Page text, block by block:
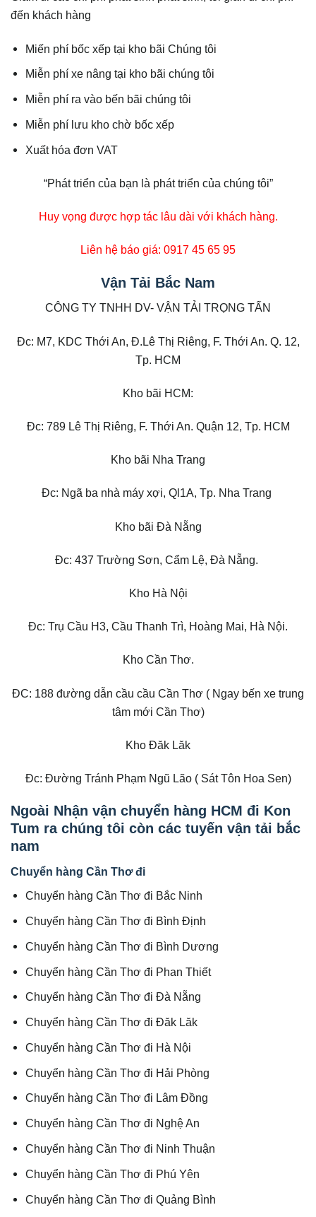
đến khách hàng
Miến phí bốc xếp tại kho bãi Chúng tôi
Miễn phí xe nâng tại kho bãi chúng tôi
Miễn phí ra vào bến bãi chúng tôi
Miễn phí lưu kho chờ bốc xếp
Xuất hóa đơn VAT
“Phát triển của bạn là phát triển của chúng tôi”
Huy vọng được hợp tác lâu dài với khách hàng.
Liên hệ báo giá: 0917 45 65 95
Vận Tải Bắc Nam
CÔNG TY TNHH DV- VẬN TẢI TRỌNG TẤN
Đc: M7, KDC Thới An, Đ.Lê Thị Riêng, F. Thới An. Q. 12,
Tp. HCM
Kho bãi HCM:
Đc: 789 Lê Thị Riêng, F. Thới An. Quận 12, Tp. HCM
Kho bãi Nha Trang
Đc: Ngã ba nhà máy xợi, Ql1A, Tp. Nha Trang
Kho bãi Đà Nẵng
Đc: 437 Trường Sơn, Cẩm Lệ, Đà Nẵng.
Kho Hà Nội
Đc: Trụ Cầu H3, Cầu Thanh Trì, Hoàng Mai, Hà Nội.
Kho Cần Thơ.
ĐC: 188 đường dẫn cầu cầu Cần Thơ ( Ngay bến xe trung
tâm mới Cần Thơ)
Kho Đăk Lăk
Đc: Đường Tránh Phạm Ngũ Lão ( Sát Tôn Hoa Sen)
Ngoài Nhận vận chuyển hàng HCM đi Kon
Tum ra chúng tôi còn các tuyến vận tải bắc
nam
Chuyển hàng Cần Thơ đi
Chuyển hàng Cần Thơ đi Bắc Ninh
Chuyển hàng Cần Thơ đi Bình Định
Chuyển hàng Cần Thơ đi Bình Dương
Chuyển hàng Cần Thơ đi Phan Thiết
Chuyển hàng Cần Thơ đi Đà Nẵng
Chuyển hàng Cần Thơ đi Đăk Lăk
Chuyển hàng Cần Thơ đi Hà Nội
Chuyển hàng Cần Thơ đi Hải Phòng
Chuyển hàng Cần Thơ đi Lâm Đồng
Chuyển hàng Cần Thơ đi Nghệ An
Chuyển hàng Cần Thơ đi Ninh Thuận
Chuyển hàng Cần Thơ đi Phú Yên
Chuyển hàng Cần Thơ đi Quảng Bình